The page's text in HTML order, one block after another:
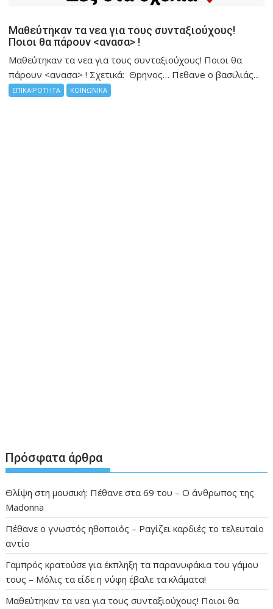
Μαθεύτηκαν τα νεα για τους συνταξιούχους!
Ποιοι θα πάρουν <ανασα> !
Μαθεύτηκαν τα νεα για τους συνταξιούχους! Ποιοι θα
πάρουν <ανασα> ! Σχετικά: Θpηνος… Πεθανe ο βασιλιάς...
ΕΠΙΚΑΙΡΟΤΗΤΑ ΚΟΙΝΩΝΙΚΑ
Πρόσφατα άρθρα
Θλίψη στη μουσική: Πέθανε στα 69 του – Ο άνθρωπος της
Madonna
Πέθανε ο γνωστός ηθοποιός – Ραγίζει καρδιές το τελευταίο
αντίο
Γαμπρός κρατούσε για έκπληξη τα παρανυφάκια του γάμου
τους – Μόλις τα είδε η νύφη έβαλε τα κλάματα!
Μαθεύτηκαν τα νεα για τους συνταξιούχους! Ποιοι θα